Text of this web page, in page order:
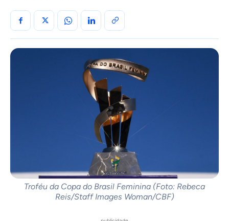
Troféu da Copa do Brasil Feminina (Foto: Rebeca
Reis/Staff Images Woman/CBF)